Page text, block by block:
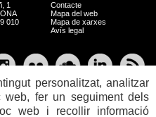
1
010
Contacte
Mapa del web
Mapa de xarxes
Avís legal
personalitzat, analitzar
web, fer un seguiment dels
web i recollir informació